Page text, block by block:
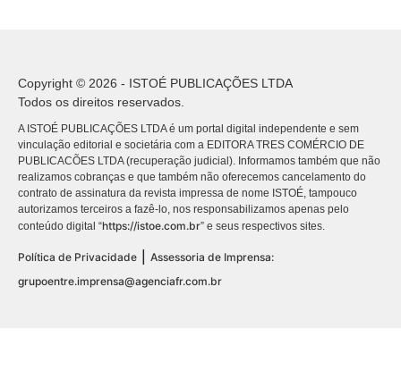
Copyright © 2026 - ISTOÉ PUBLICAÇÕES LTDA
Todos os direitos reservados.
A ISTOÉ PUBLICAÇÕES LTDA é um portal digital independente e sem
vinculação editorial e societária com a EDITORA TRES COMÉRCIO DE
PUBLICACÕES LTDA (recuperação judicial). Informamos também que não
realizamos cobranças e que também não oferecemos cancelamento do
contrato de assinatura da revista impressa de nome ISTOÉ, tampouco
autorizamos terceiros a fazê-lo, nos responsabilizamos apenas pelo
conteúdo digital “https://istoe.com.br” e seus respectivos sites.
Política de Privacidade | Assessoria de Imprensa:
grupoentre.imprensa@agenciafr.com.br